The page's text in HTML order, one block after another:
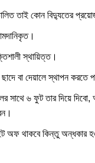
তাই কোন বিদ্যুতের
স্থায়িত্ত।
বা দেয়ালে স্থাপন করতে
সাথে ৬ ফুট তার দিয়ে
অফ থাকবে কিন্তু অন্ধকার